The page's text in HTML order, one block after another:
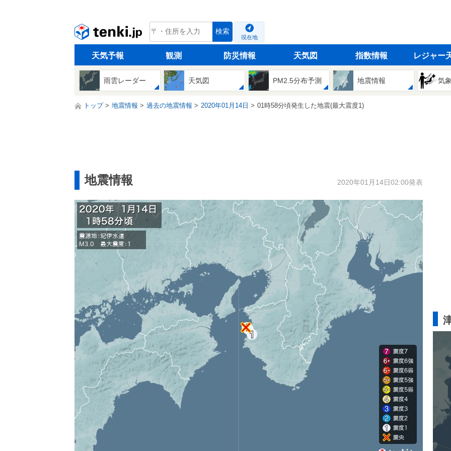
tenki.jp 検索
現在地
天気予報 観測 防災情報 天気図 指数情報 レジャー
雨雲レーダー 天気図 PM2.5分布予測 地震情報 気
トップ 地震情報 過去の地震情報 2020年01月14日 01時58分頃発生した地震(最大震度1)
地震情報 2020年01月14日02:00発表